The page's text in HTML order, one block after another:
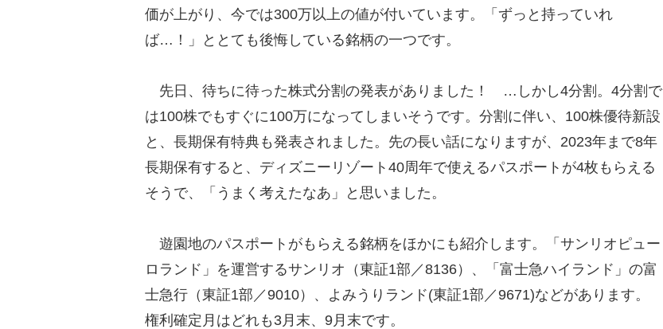
価が上がり、今では300万以上の値が付いています。「ずっと持っていれ
ば…！」ととても後悔している銘柄の一つです。
先日、待ちに待った株式分割の発表がありました！ …しかし4分割。4分割で
は100株でもすぐに100万になってしまいそうです。分割に伴い、100株優待新設
と、長期保有特典も発表されました。先の長い話になりますが、2023年まで8年
長期保有すると、ディズニーリゾート40周年で使えるパスポートが4枚もらえる
そうで、「うまく考えたなあ」と思いました。
遊園地のパスポートがもらえる銘柄をほかにも紹介します。「サンリオピュー
ロランド」を運営するサンリオ（東証1部／8136）、「富士急ハイランド」の富
士急行（東証1部／9010）、よみうりランド(東証1部／9671)などがあります。
権利確定月はどれも3月末、9月末です。